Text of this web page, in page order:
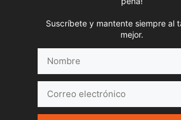
Suscríbete y mantente siempre al
mejor.
electrónico